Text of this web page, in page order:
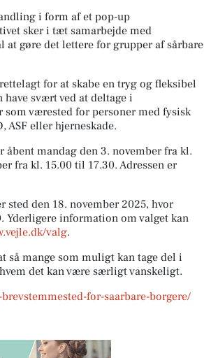
i form af et pop-up
sker i tæt samarbejde med
gøre det lettere for grupper af sårbare
for at skabe en tryg og fleksibel
svært ved at deltage i
værested for personer med fysisk
eller hjerneskade.
åbent mandag den 3. november fra kl.
fra kl. 15.00 til 17.30. Adressen er
sted den 18. november 2025, hvor
Yderligere information om valget kan
valg.
så mange som muligt kan tage del i
det kan være særligt vanskeligt.
for-saarbare-borgere/